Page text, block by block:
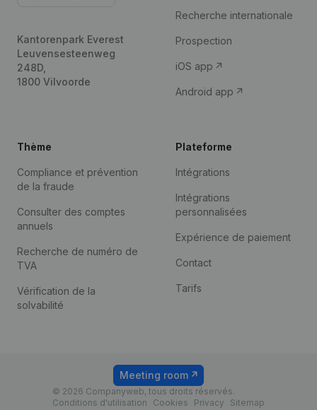
Kantorenpark Everest
Leuvensesteenweg
248D,
1800 Vilvoorde
Recherche internationale
Prospection
iOS app
Android app
Thème
Compliance et prévention
de la fraude
Consulter des comptes
annuels
Recherche de numéro de
TVA
Vérification de la
solvabilité
Plateforme
Intégrations
Intégrations
personnalisées
Expérience de paiement
Contact
Tarifs
© 2026 Companyweb, tous droits réservés.
Conditions d'utilisation
Cookies Privacy Sitemap
Meeting room